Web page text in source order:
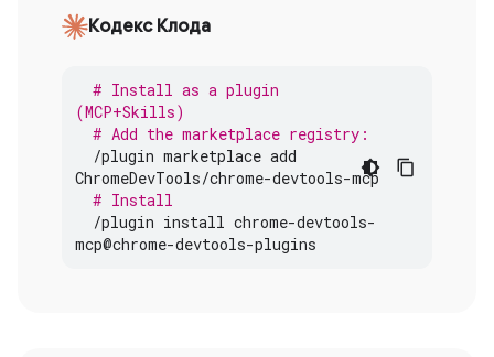
Кодекс Клода
# Install as a plugin
(MCP+Skills)
# Add the marketplace registry:
/plugin marketplace add
ChromeDevTools/chrome-devtools-mcp
# Install
/plugin install chrome-devtools-
mcp@chrome-devtools-plugins